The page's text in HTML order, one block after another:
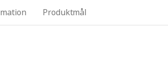
Produktmål